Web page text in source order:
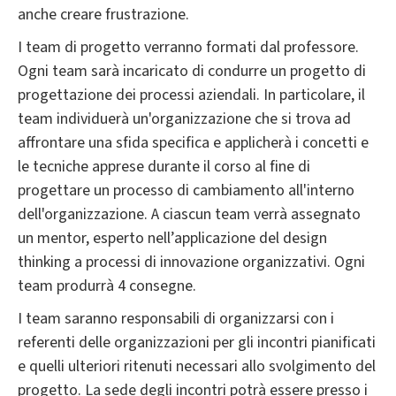
anche creare frustrazione.
I team di progetto verranno formati dal professore.
Ogni team sarà incaricato di condurre un progetto di
progettazione dei processi aziendali. In particolare, il
team individuerà un'organizzazione che si trova ad
affrontare una sfida specifica e applicherà i concetti e
le tecniche apprese durante il corso al fine di
progettare un processo di cambiamento all'interno
dell'organizzazione. A ciascun team verrà assegnato
un mentor, esperto nell’applicazione del design
thinking a processi di innovazione organizzativi. Ogni
team produrrà 4 consegne.
I team saranno responsabili di organizzarsi con i
referenti delle organizzazioni per gli incontri pianificati
e quelli ulteriori ritenuti necessari allo svolgimento del
progetto. La sede degli incontri potrà essere presso i